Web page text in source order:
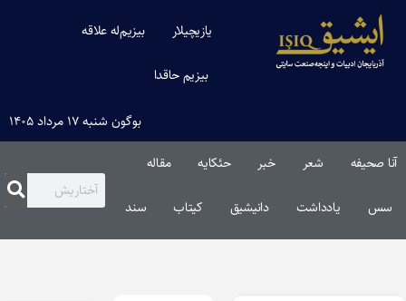
یازیچیلار بیزیم‌له علاقه
بیزیم حاقدا
بوگون شنبه ۱۷ مرداد ۱۴۰۵
آنا صحیفه شعر خبر حئکایه مقاله‌
سس یادداشت دانیشیق کیتاب سند